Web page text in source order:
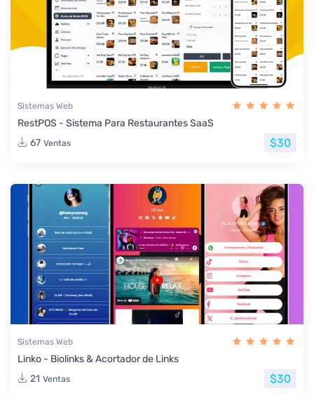
Sistemas Web
RestPOS - Sistema Para Restaurantes SaaS
67 Ventas $30
Sistemas Web
Linko - Biolinks & Acortador de Links
21 Ventas $30